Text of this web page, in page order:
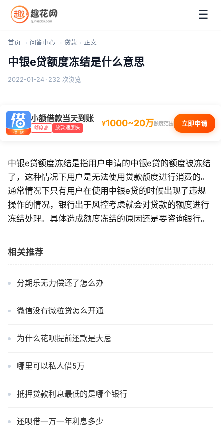
☰
首页 问答中心 贷款 正文
中银e贷额度冻结是什么意思
2022-01-24 · 232 次浏览
小额借款当天到账
额度高 放款速度快 ¥1000~20万额度范围 立即申请
中银e贷额度冻结是指用户申请的中银e贷的额度被冻结
了，这种情况下用户是无法使用贷款额度进行消费的。
通常情况下只有用户在使用中银e贷的时候出现了违规
操作的情况，银行出于风控考虑就会对贷款的额度进行
冻结处理。具体造成额度冻结的原因还是要咨询银行。
相关推荐
分期乐无力偿还了怎么办
微信没有微粒贷怎么开通
为什么花呗提前还款是大忌
哪里可以私人借5万
抵押贷款利息最低的是哪个银行
还呗借一万一年利息多少